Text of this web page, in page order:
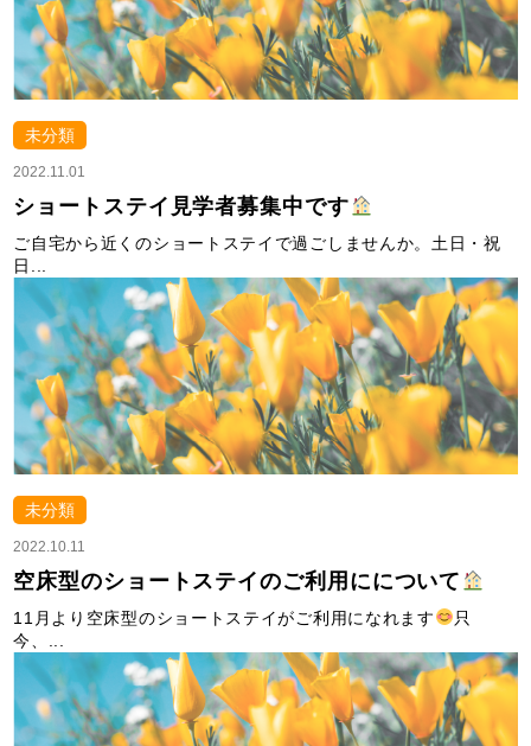
未分類
2022.11.01
ショートステイ見学者募集中です
ご自宅から近くのショートステイで過ごしませんか。土日・祝
日...
未分類
2022.10.11
空床型のショートステイのご利用にについて
11月より空床型のショートステイがご利用になれます
只
今、...